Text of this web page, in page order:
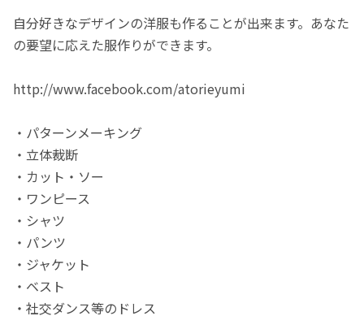
自分好きなデザインの洋服も作ることが出来ます。あなた
の要望に応えた服作りができます。
http://www.facebook.com/atorieyumi
・パターンメーキング
・立体裁断
・カット・ソー
・ワンピース
・シャツ
・パンツ
・ジャケット
・ベスト
・社交ダンス等のドレス